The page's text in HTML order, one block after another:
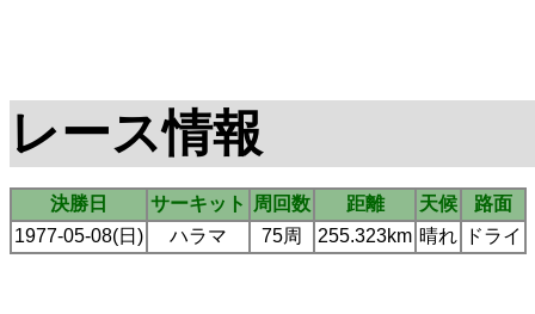
レース情報
決勝日 サーキット 周回数 距離 天候
路面
1977-05-08(日)
ハラマ 75周 255.323km 晴れ ドライ